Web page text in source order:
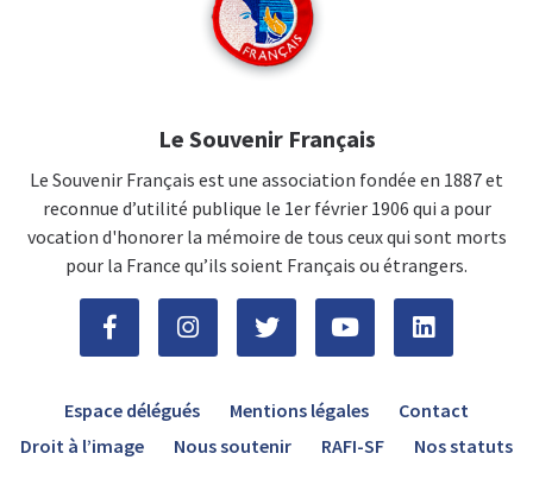
Le Souvenir Français
Le Souvenir Français est une association fondée en 1887 et
reconnue d’utilité publique le 1er février 1906 qui a pour
vocation d'honorer la mémoire de tous ceux qui sont morts
pour la France qu’ils soient Français ou étrangers.
Espace délégués Mentions légales
Contact
Droit à l’image
Nous soutenir RAFI-SF Nos statuts